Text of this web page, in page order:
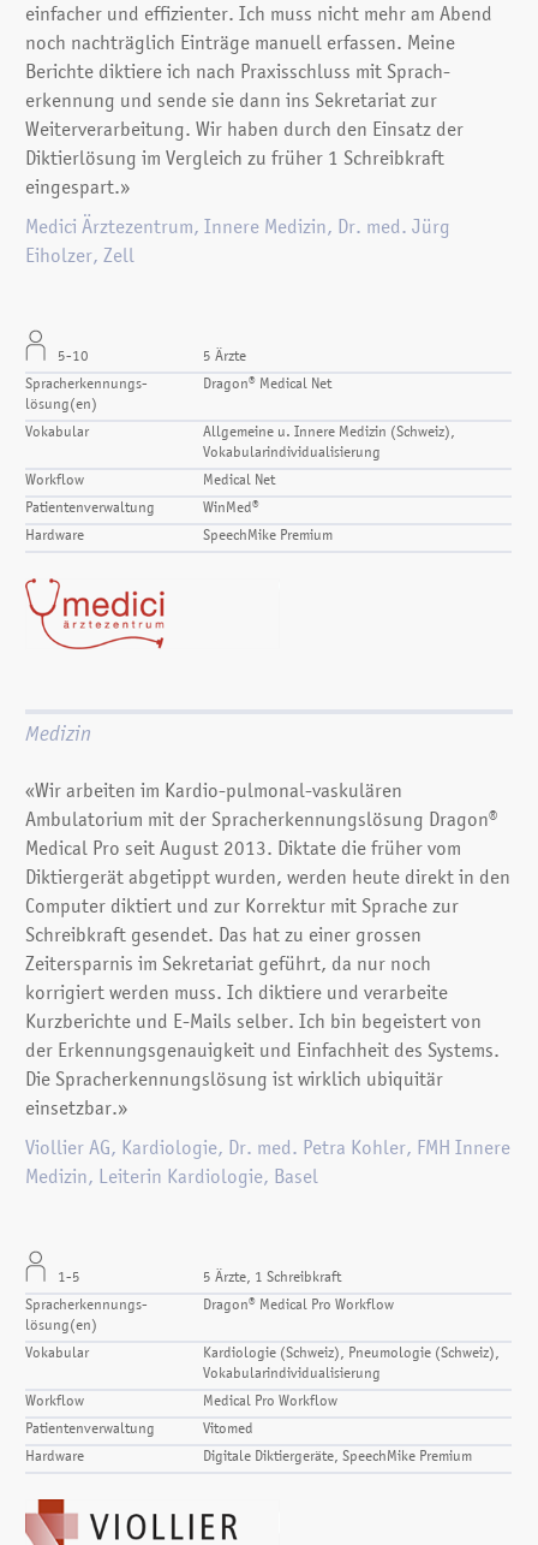
einfacher und effizienter. Ich muss nicht mehr am Abend
noch nachträglich Einträge manuell erfassen. Meine
Berichte diktiere ich nach Praxisschluss mit Sprach­
erkennung und sende sie dann ins Sekretariat zur
Weiterverarbeitung. Wir haben durch den Einsatz der
Diktierlösung im Vergleich zu früher 1 Schreibkraft
eingespart.»
Medici Ärztezentrum, Innere Medizin, Dr. med. Jürg
Eiholzer, Zell
5-10
5 Ärzte
Spracherkennungs­
lösung(en)
Dragon® Medical Net
Vokabular
Allgemeine u. Innere Medizin (Schweiz),
Vokabularindividualisierung
Workflow
Medical Net
Patientenverwaltung
WinMed®
Hardware
SpeechMike Premium
Medizin
«Wir arbeiten im Kardio-pulmonal-vaskulären
Ambulatorium mit der Spracherkennungslösung Dragon®
Medical Pro seit August 2013. Diktate die früher vom
Diktiergerät abgetippt wurden, werden heute direkt in den
Computer diktiert und zur Korrektur mit Sprache zur
Schreibkraft gesendet. Das hat zu einer grossen
Zeitersparnis im Sekretariat geführt, da nur noch
korrigiert werden muss. Ich diktiere und verarbeite
Kurzberichte und E-Mails selber. Ich bin begeistert von
der Erkennungsgenauigkeit und Einfachheit des Systems.
Die Spracherkennungslösung ist wirklich ubiquitär
einsetzbar.»
Viollier AG, Kardiologie, Dr. med. Petra Kohler, FMH Innere
Medizin, Leiterin Kardiologie, Basel
1-5
5 Ärzte, 1 Schreibkraft
Spracherkennungs­
lösung(en)
Dragon® Medical Pro Workflow
Vokabular
Kardiologie (Schweiz), Pneumologie (Schweiz),
Vokabularindividualisierung
Workflow
Medical Pro Workflow
Patientenverwaltung
Vitomed
Hardware
Digitale Diktiergeräte, SpeechMike Premium